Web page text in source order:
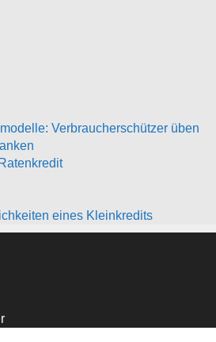
Verbraucherschützer üben
eines Kleinkredits